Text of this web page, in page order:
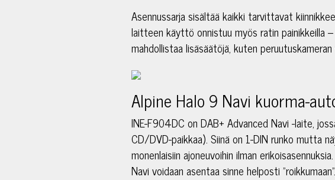
Asennussarja sisältää kaikki tarvittavat
laitteen käyttö onnistuu myös ratin painikkeilla
mahdollistaa lisäsäätöjä, kuten
Alpine Halo 9 Navi kuorma-
INE-F904DC on DAB+ Advanced Navi -laite,
CD/DVD-paikkaa). Siinä on 1-DIN runko mutta
monenlaisiin ajoneuvoihin ilman
Navi voidaan asentaa sinne helposti "roikkumaan".